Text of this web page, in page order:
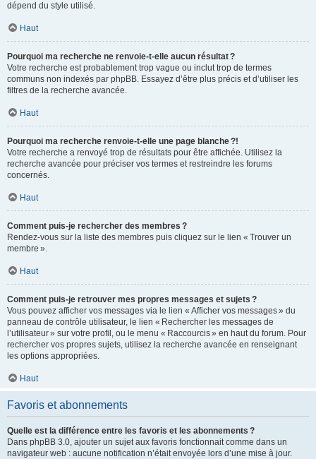
dépend du style utilisé.
Haut
Pourquoi ma recherche ne renvoie-t-elle aucun résultat ?
Votre recherche est probablement trop vague ou inclut trop de termes
communs non indexés par phpBB. Essayez d’être plus précis et d’utiliser les
filtres de la recherche avancée.
Haut
Pourquoi ma recherche renvoie-t-elle une page blanche ?!
Votre recherche a renvoyé trop de résultats pour être affichée. Utilisez la
recherche avancée pour préciser vos termes et restreindre les forums
concernés.
Haut
Comment puis-je rechercher des membres ?
Rendez-vous sur la liste des membres puis cliquez sur le lien « Trouver un
membre ».
Haut
Comment puis-je retrouver mes propres messages et sujets ?
Vous pouvez afficher vos messages via le lien « Afficher vos messages » du
panneau de contrôle utilisateur, le lien « Rechercher les messages de
l’utilisateur » sur votre profil, ou le menu « Raccourcis » en haut du forum. Pour
rechercher vos propres sujets, utilisez la recherche avancée en renseignant
les options appropriées.
Haut
Favoris et abonnements
Quelle est la différence entre les favoris et les abonnements ?
Dans phpBB 3.0, ajouter un sujet aux favoris fonctionnait comme dans un
navigateur web : aucune notification n’était envoyée lors d’une mise à jour.